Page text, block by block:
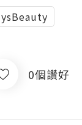
0個讚好